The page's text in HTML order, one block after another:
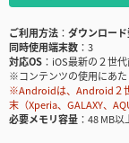
ご利用方法
ダウンロード
同時使用端末数
3
対応OS
iOS最新の２世
※コンテンツの使用にあ
※Androidは、Android２
末（Xperia、GALAXY、
必要メモリ容量
48 MB以